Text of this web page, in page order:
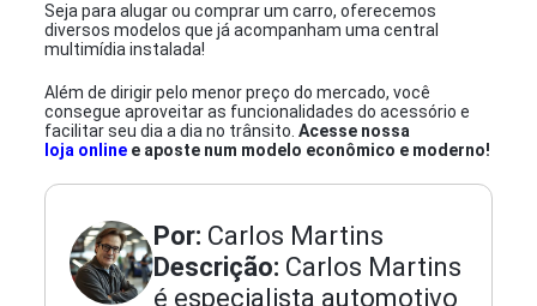
Seja para alugar ou comprar um carro, oferecemos
diversos modelos que já acompanham uma central
multimídia instalada!
Além de dirigir pelo menor preço do mercado, você
consegue aproveitar as funcionalidades do acessório e
facilitar seu dia a dia no trânsito. Acesse nossa
loja online e aposte num modelo econômico e moderno!
Por: Carlos Martins
Descrição: Carlos Martins
é especialista automotivo